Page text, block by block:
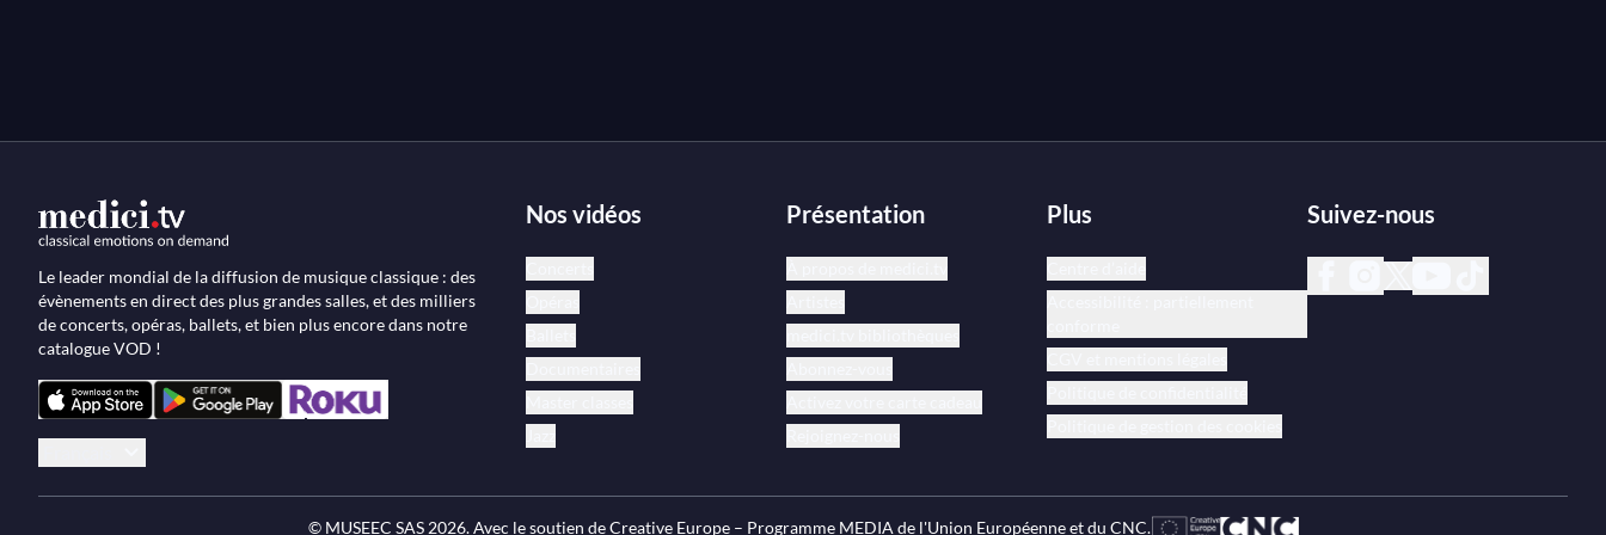
Le leader mondial de la diffusion de musique classique : des
évènements en direct des plus grandes salles, et des milliers
de concerts, opéras, ballets, et bien plus encore dans notre
catalogue VOD !
Nos vidéos Présentation Plus Suivez-nous
© MUSEEC SAS 2026. Avec le soutien de Creative Europe – Programme MEDIA de l'Union Européenne et du CNC.